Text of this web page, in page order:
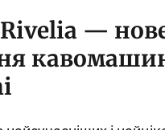
Rivelia —